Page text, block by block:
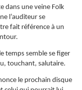
dans une veine Folk
l’auditeur se
fait référence à un
temps semble se figer
touchant, salutaire.
le prochain disque